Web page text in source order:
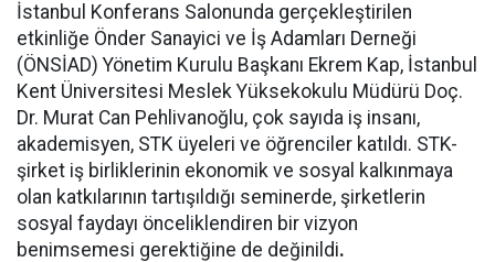
İstanbul Konferans Salonunda gerçekleştirilen
etkinliğe Önder Sanayici ve İş Adamları Derneği
(ÖNSİAD) Yönetim Kurulu Başkanı Ekrem Kap, İstanbul
Kent Üniversitesi Meslek Yüksekokulu Müdürü Doç.
Dr. Murat Can Pehlivanoğlu, çok sayıda iş insanı,
akademisyen, STK üyeleri ve öğrenciler katıldı. STK-
şirket iş birliklerinin ekonomik ve sosyal kalkınmaya
olan katkılarının tartışıldığı seminerde, şirketlerin
sosyal faydayı önceliklendiren bir vizyon
benimsemesi gerektiğine de değinildi.